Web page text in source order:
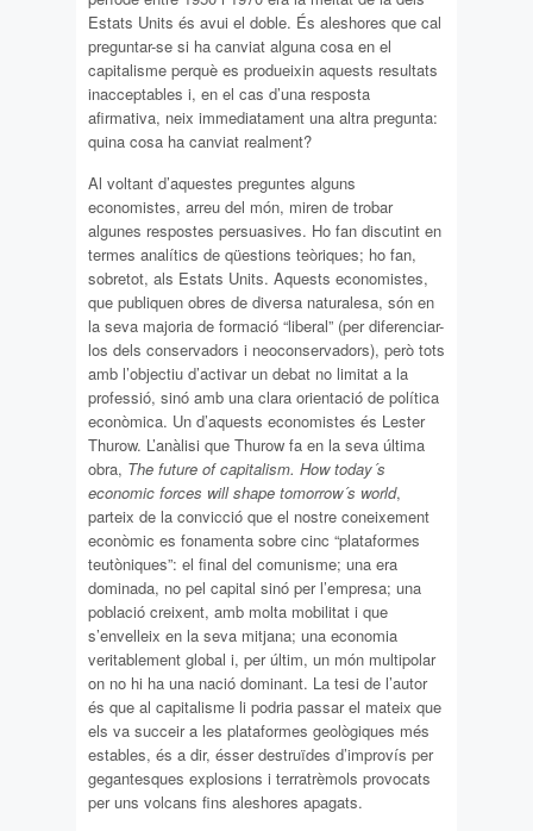
Estats Units és avui el doble. És aleshores que cal
preguntar-se si ha canviat alguna cosa en el
capitalisme perquè es produeixin aquests resultats
inacceptables i, en el cas d’una resposta
afirmativa, neix immediatament una altra pregunta:
quina cosa ha canviat realment?
Al voltant d’aquestes preguntes alguns
economistes, arreu del món, miren de trobar
algunes respostes persuasives. Ho fan discutint en
termes analítics de qüestions teòriques; ho fan,
sobretot, als Estats Units. Aquests economistes,
que publiquen obres de diversa naturalesa, són en
la seva majoria de formació “liberal” (per diferenciar-
los dels conservadors i neoconservadors), però tots
amb l’objectiu d’activar un debat no limitat a la
professió, sinó amb una clara orientació de política
econòmica. Un d’aquests economistes és Lester
Thurow. L’anàlisi que Thurow fa en la seva última
obra, The future of capitalism. How today´s
economic forces will shape tomorrow´s world,
parteix de la convicció que el nostre coneixement
econòmic es fonamenta sobre cinc “plataformes
teutòniques”: el final del comunisme; una era
dominada, no pel capital sinó per l’empresa; una
població creixent, amb molta mobilitat i que
s’envelleix en la seva mitjana; una economia
veritablement global i, per últim, un món multipolar
on no hi ha una nació dominant. La tesi de l’autor
és que al capitalisme li podria passar el mateix que
els va succeir a les plataformes geològiques més
estables, és a dir, ésser destruïdes d’improvís per
gegantesques explosions i terratrèmols provocats
per uns volcans fins aleshores apagats.